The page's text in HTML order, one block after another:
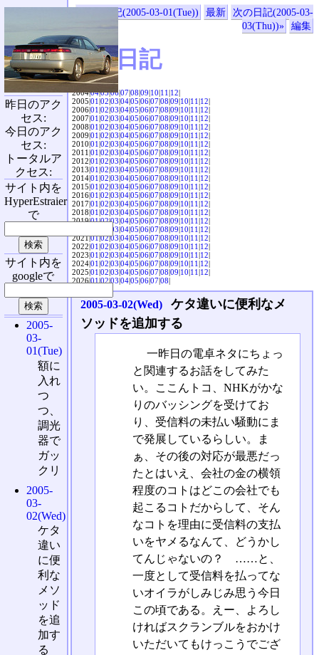
«前の日記(2005-03-01(Tue)) 最新
次の日記(2005-03-
03(Thu))»
編集
SVX日記
2004|04|05|06|07|08|09|10|11|12|
2005|01|02|03|04|05|06|07|08|09|10|11|12|
2006|01|02|03|04|05|06|07|08|09|10|11|12|
2007|01|02|03|04|05|06|07|08|09|10|11|12|
2008|01|02|03|04|05|06|07|08|09|10|11|12|
2009|01|02|03|04|05|06|07|08|09|10|11|12|
2010|01|02|03|04|05|06|07|08|09|10|11|12|
2011|01|02|03|04|05|06|07|08|09|10|11|12|
2012|01|02|03|04|05|06|07|08|09|10|11|12|
2013|01|02|03|04|05|06|07|08|09|10|11|12|
2014|01|02|03|04|05|06|07|08|09|10|11|12|
2015|01|02|03|04|05|06|07|08|09|10|11|12|
2016|01|02|03|04|05|06|07|08|09|10|11|12|
2017|01|02|03|04|05|06|07|08|09|10|11|12|
2018|01|02|03|04|05|06|07|08|09|10|11|12|
2019|01|02|03|04|05|06|07|08|09|10|11|12|
03|04|05|06|07|08|09|10|11|12|
2021|01|02|03|04|05|06|07|08|09|10|11|12|
2022|01|02|03|04|05|06|07|08|09|10|11|12|
2023|01|02|03|04|05|06|07|08|09|10|11|12|
2024|01|02|03|04|05|06|07|08|09|10|11|12|
2025|01|02|03|04|05|06|07|08|09|10|11|12|
2026|01|02|03|04|05|06|07|08|
2005-03-02(Wed)
ケタ違いに便利なメ
ソッドを追加する
一昨日の電卓ネタにちょっ
と関連するお話をしてみた
い。ここんトコ、NHKがかな
りのバッシングを受けてお
り、受信料の未払い騒動にま
で発展しているらしい。ま
ぁ、その後の対応が最悪だっ
たとはいえ、会社の金の横領
程度のコトはどこの会社でも
起こるコトだからして、そん
なコトを理由に受信料の支払
いをヤメるなんて、どうかし
てんじゃないの？ ……と、
一度として受信料を払ってな
いオイラがしみじみ思う今日
この頃である。えー、よろし
ければスクランブルをおかけ
いただいてもけっこうでござ
昨日のアク
セス:
今日のアク
セス:
トータルア
クセス:
サイト内を
HyperEstraier
で
サイト内を
googleで
2005-
03-
01(Tue)
額に
入れ
つ
つ、
調光
器で
ガッ
クリ
2005-
03-
02(Wed)
ケタ
違い
に便
利な
メソ
ッド
を追
加す
る